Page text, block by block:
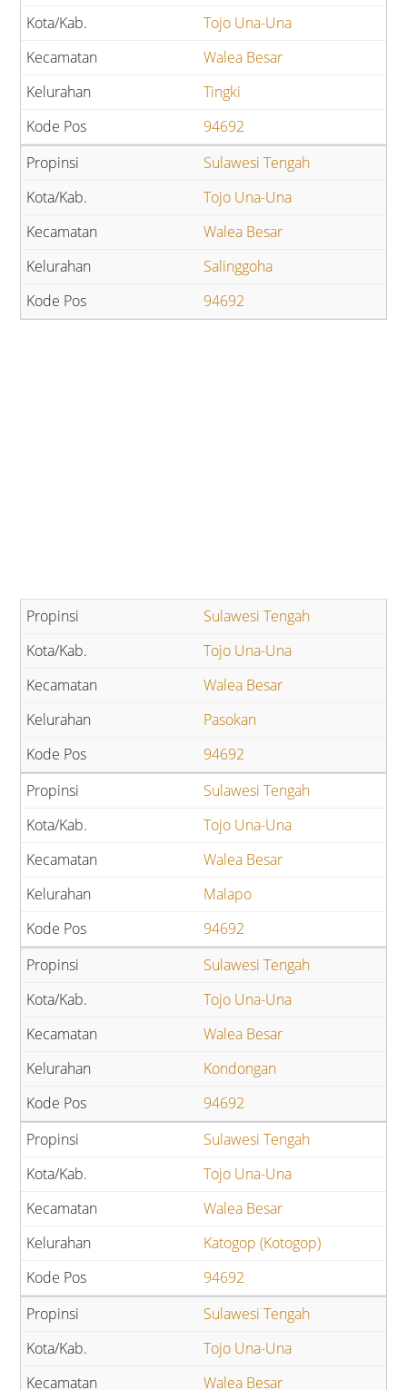
Tojo Una-Una
Walea Besar
Tingki
94692
Sulawesi Tengah
Tojo Una-Una
Walea Besar
Salinggoha
94692
Sulawesi Tengah
Tojo Una-Una
Walea Besar
Pasokan
94692
Sulawesi Tengah
Tojo Una-Una
Walea Besar
Malapo
94692
Sulawesi Tengah
Tojo Una-Una
Walea Besar
Kondongan
94692
Sulawesi Tengah
Tojo Una-Una
Walea Besar
Katogop (Kotogop)
94692
Sulawesi Tengah
Tojo Una-Una
Walea Besar